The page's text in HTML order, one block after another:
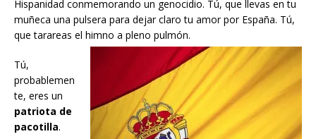
Hispanidad conmemorando un genocidio. Tú, que llevas en tu
muñeca una pulsera para dejar claro tu amor por España. Tú,
que tarareas el himno a pleno pulmón.
Tú,
probablemen
te, eres un
patriota de
pacotilla.